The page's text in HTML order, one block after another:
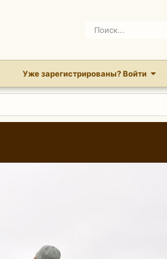
Уже зарегистрированы? Войти